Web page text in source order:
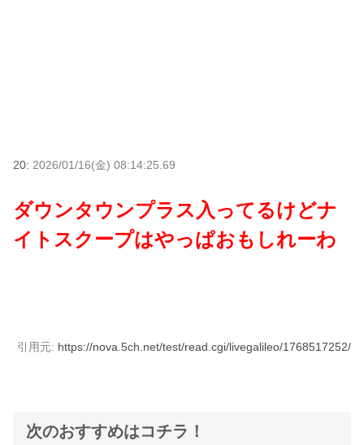
20: 2026/01/16(金) 08:14:25.69
ダウンタウンプラス入ってるけどナ
イトスクープはやっぱおもしれーわ
引用元: https://nova.5ch.net/test/read.cgi/livegalileo/1768517252/
次のおすすめはコチラ！